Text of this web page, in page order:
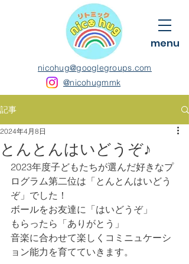
nicohug@googlegroups.com
menu
@nicohugmmk
記事
とんとんはいどうぞ♪
2024年4月8日
2023年度子どもたちが選んだ好きなプ
ログラム第二位は「とんとんはいどう
ぞ」でした！
ボールをお友達に「はいどうぞ」
もらったら「ありがとう」
音楽に合わせて楽しくコミニュケーシ
ョン能力を育てていきます。